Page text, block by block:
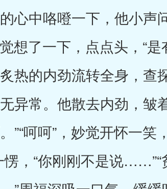
心中咯噔一下，他小声
想了一下，点点头，“
热的内劲流转全身，查
异常。他散去内劲，皱
”“呵呵”，妙觉开怀一
愣，“你刚刚不是说